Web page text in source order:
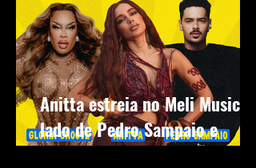
Anitta estreia no Meli Music ao
lado de Pedro Sampaio e
Gloria Groove